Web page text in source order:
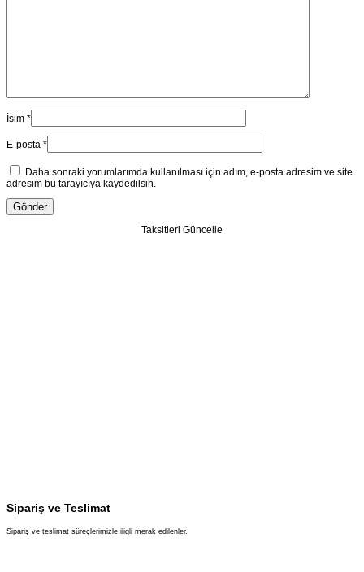
İsim *
E-posta *
Daha sonraki yorumlarımda kullanılması için adım, e-posta adresim ve site
adresim bu tarayıcıya kaydedilsin.
Taksitleri Güncelle
Sipariş ve Teslimat
Sipariş ve teslimat süreçlerimizle iligli merak edilenler.